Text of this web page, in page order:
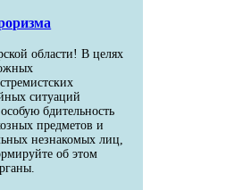
области! В целях
ситуаций
бдительность
предметов и
незнакомых лиц,
об этом